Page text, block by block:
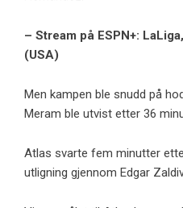
– Stream på ESPN+:
(USA)
Men kampen ble snudd på
Meram ble utvist etter 36
Atlas svarte fem minutter
utligning gjennom Edgar